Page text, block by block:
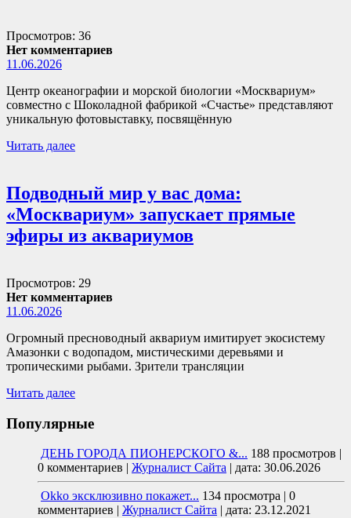
Просмотров: 36
Нет комментариев
11.06.2026
Центр океанографии и морской биологии «Москвариум»
совместно с Шоколадной фабрикой «Счастье» представляют
уникальную фотовыставку, посвящённую
Читать далее
Подводный мир у вас дома:
«Москвариум» запускает прямые
эфиры из аквариумов
Просмотров: 29
Нет комментариев
11.06.2026
Огромный пресноводный аквариум имитирует экосистему
Амазонки с водопадом, мистическими деревьями и
тропическими рыбами. Зрители трансляции
Читать далее
Популярные
ДЕНЬ ГОРОДА ПИОНЕРСКОГО &... 188 просмотров
0 комментариев
Журналист Сайта дата: 30.06.2026
Okko эксклюзивно покажет... 134 просмотра
0
комментариев
Журналист Сайта дата: 23.12.2021